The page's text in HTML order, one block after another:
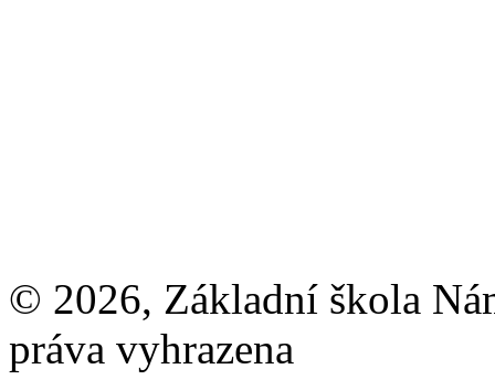
© 2026, Základní škola
práva vyhrazena